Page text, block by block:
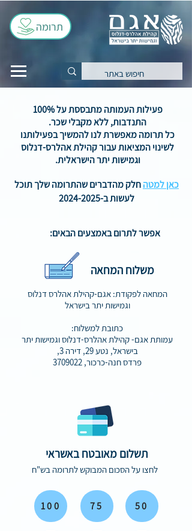
תרומה
פעילות העמותה מתבססת על 100%
התנדבות, ללא מקבלי שכר.
כל תרומה מאפשרת לנו להמשיך בפעילותנו
לשינוי המציאות עבור קהילת אהלרס-דנלוס
וגמישות יתר הישראלית.
כאן למטהחלק מהדברים שהתרומה שלך תוכל
לעשות ב-2024-2025
אפשר לתרום באמצעים הבאים:
משלוח המחאה
המחאה לפקודת: אגם-קהילת אהלרס דנלוס
וגמישות יתר בישראל
כתובת למשלוח:
עמותת אגם- קהילת אהלרס-דנלוס וגמישות יתר
בישראל, נטע 29, דירה 3,
פרדס חנה-כרכור, 3709022
תשלום מאובטח באשראי
לחצו על הסכום המבוקש לתרומה בש"ח
100 75 50